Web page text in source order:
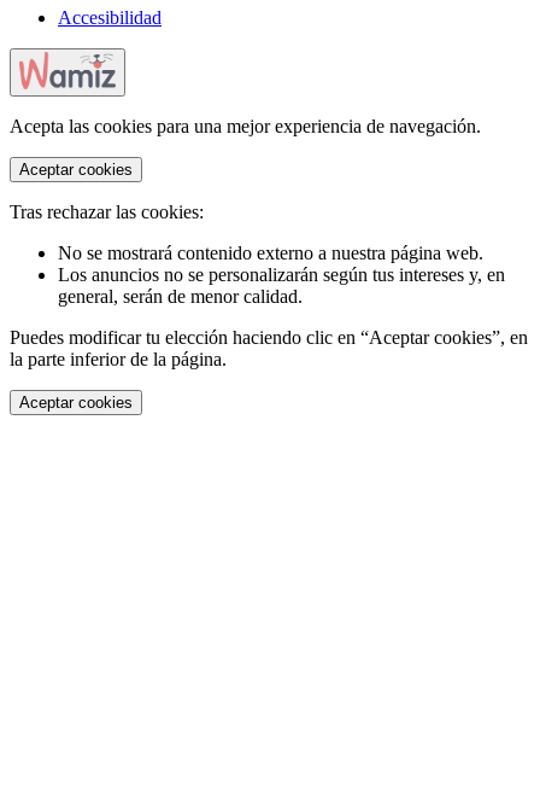
Accesibilidad
Acepta las cookies para una mejor experiencia de navegación.
Aceptar cookies
Tras rechazar las cookies:
No se mostrará contenido externo a nuestra página web.
Los anuncios no se personalizarán según tus intereses y, en
general, serán de menor calidad.
Puedes modificar tu elección haciendo clic en “Aceptar cookies”, en
la parte inferior de la página.
Aceptar cookies